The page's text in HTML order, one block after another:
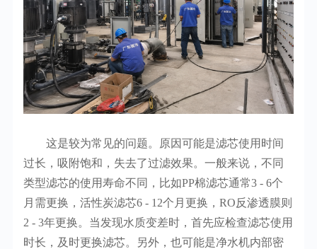
这是较为常见的问题。原因可能是滤芯使用时间
过长，吸附饱和，失去了过滤效果。一般来说，不同
类型滤芯的使用寿命不同，比如PP棉滤芯通常3 - 6个
月需更换，活性炭滤芯6 - 12个月更换，RO反渗透膜则
2 - 3年更换。当发现水质变差时，首先应检查滤芯使用
时长，及时更换滤芯。另外，也可能是净水机内部密